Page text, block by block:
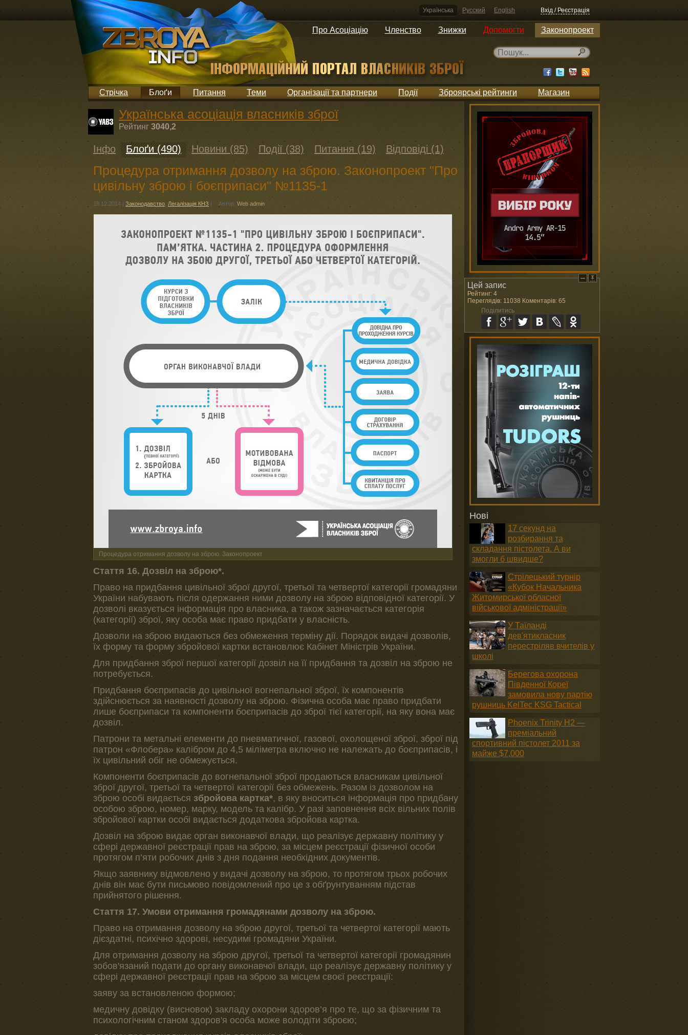
Українська Русский English Вхід / Реєстрація
Про Асоціацію Членство Знижки Допомогти Законопроект
Стрічка Блоґи Питання Теми Організації та партнери Події Зброярські рейтинги Магазин
Українська асоціація власників зброї
Рейтинг 3040,2
Інфо Блоґи (490) Новини (85) Події (38) Питання (19) Відповіді (1)
Процедура отримання дозволу на зброю. Законопроект "Про
цивільну зброю і боєприпаси" №1135-1
18.12.2014 | Законодавство Легалізація КНЗ | Автор: Web admin
Процедура отримання дозволу на зброю. Законопроект
Стаття 16. Дозвіл на зброю*.
Право на придбання цивільної зброї другої, третьої та четвертої категорії громадяни
України набувають після одержання ними дозволу на зброю відповідної категорії. У
дозволі вказується інформація про власника, а також зазначається категорія
(категорії) зброї, яку особа має право придбати у власність.
Дозволи на зброю видаються без обмеження терміну дії. Порядок видачі дозволів,
їх форму та форму збройової картки встановлює Кабінет Міністрів України.
Для придбання зброї першої категорії дозвіл на її придбання та дозвіл на зброю не
потребується.
Придбання боєприпасів до цивільної вогнепальної зброї, їх компонентів
здійснюється за наявності дозволу на зброю. Фізична особа має право придбати
лише боєприпаси та компоненти боєприпасів до зброї тієї категорії, на яку вона має
дозвіл.
Патрони та метальні елементи до пневматичної, газової, охолощеної зброї, зброї під
патрон «Флобера» калібром до 4,5 міліметра включно не належать до боєприпасів, і
їх цивільний обіг не обмежується.
Компоненти боєприпасів до вогнепальної зброї продаються власникам цивільної
зброї другої, третьої та четвертої категорії без обмежень. Разом із дозволом на
зброю особі видається збройова картка*, в яку вноситься інформація про придбану
особою зброю, номер, марку, модель та калібр. У разі заповнення всіх вільних полів
збройової картки особі видається додаткова збройова картка.
Дозвіл на зброю видає орган виконавчої влади, що реалізує державну політику у
сфері державної реєстрації прав на зброю, за місцем реєстрації фізичної особи
протягом п’яти робочих днів з дня подання необхідних документів.
Якщо заявнику відмовлено у видачі дозволу на зброю, то протягом трьох робочих
днів він має бути письмово повідомлений про це з обґрунтуванням підстав
прийнятого рішення.
Стаття 17. Умови отримання громадянами дозволу на зброю.
Право на отримання дозволу на зброю другої, третьої та четвертої категорії мають
дієздатні, психічно здорові, несудимі громадяни України.
Для отримання дозволу на зброю другої, третьої та четвертої категорії громадянин
зобов'язаний подати до органу виконавчої влади, що реалізує державну політику у
сфері державної реєстрації прав на зброю за місцем своєї реєстрації:
заяву за встановленою формою;
медичну довідку (висновок) закладу охорони здоров’я про те, що за фізичним та
психологічним станом здоров'я особа може володіти зброєю;
Нові
17 секунд на
розбирання та
складання пістолета. А ви
змогли б швидше?
Стрілецький турнір
«Кубок Начальника
Житомирської обласної
військової адміністрації»
У Таїланді
дев'ятикласник
перестріляв вчителів у
школі
Берегова охорона
Південної Кореї
замовила нову партію
рушниць KelTec KSG Tactical
Phoenix Trinity H2 —
преміальний
спортивний пістолет 2011 за
майже $7,000
Цей запис
Рейтинг: 4
Переглядів: 11038 Коментарів: 65
Поділитись